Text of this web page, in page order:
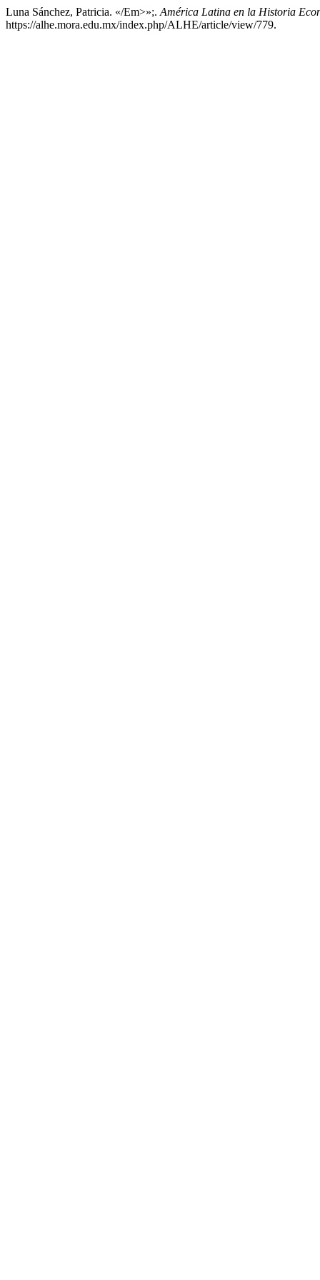
Luna Sánchez, Patricia. «/Em>»;. América Latina en la Historia
https://alhe.mora.edu.mx/index.php/ALHE/article/view/779.